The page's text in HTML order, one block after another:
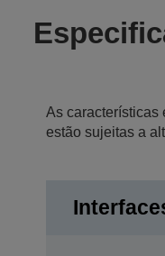
As características
estão sujeitas a